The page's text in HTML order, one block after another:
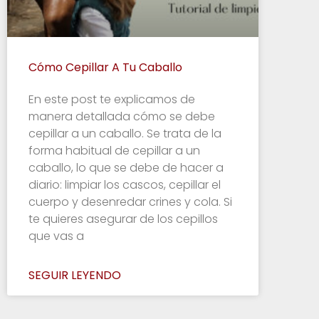
Cómo Cepillar A Tu Caballo
En este post te explicamos de
manera detallada cómo se debe
cepillar a un caballo. Se trata de la
forma habitual de cepillar a un
caballo, lo que se debe de hacer a
diario: limpiar los cascos, cepillar el
cuerpo y desenredar crines y cola. Si
te quieres asegurar de los cepillos
que vas a
SEGUIR LEYENDO